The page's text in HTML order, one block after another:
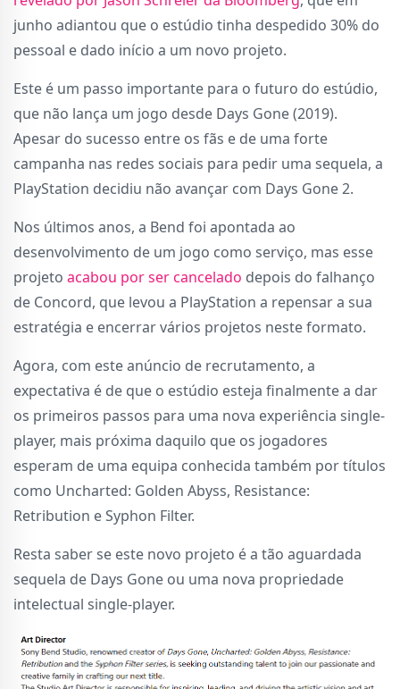
junho adiantou que o estúdio tinha despedido 30% do
pessoal e dado início a um novo projeto.
Este é um passo importante para o futuro do estúdio,
que não lança um jogo desde Days Gone (2019).
Apesar do sucesso entre os fãs e de uma forte
campanha nas redes sociais para pedir uma sequela, a
PlayStation decidiu não avançar com Days Gone 2.
Nos últimos anos, a Bend foi apontada ao
desenvolvimento de um jogo como serviço, mas esse
projeto acabou por ser cancelado depois do falhanço
de Concord, que levou a PlayStation a repensar a sua
estratégia e encerrar vários projetos neste formato.
Agora, com este anúncio de recrutamento, a
expectativa é de que o estúdio esteja finalmente a dar
os primeiros passos para uma nova experiência single-
player, mais próxima daquilo que os jogadores
esperam de uma equipa conhecida também por títulos
como Uncharted: Golden Abyss, Resistance:
Retribution e Syphon Filter.
Resta saber se este novo projeto é a tão aguardada
sequela de Days Gone ou uma nova propriedade
intelectual single-player.